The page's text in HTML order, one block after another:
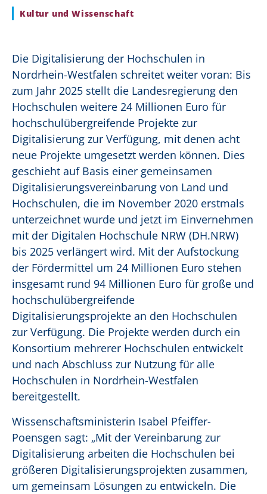
Kultur und Wissenschaft
Die Digitalisierung der Hochschulen in
Nordrhein-Westfalen schreitet weiter voran: Bis
zum Jahr 2025 stellt die Landesregierung den
Hochschulen weitere 24 Millionen Euro für
hochschulübergreifende Projekte zur
Digitalisierung zur Verfügung, mit denen acht
neue Projekte umgesetzt werden können. Dies
geschieht auf Basis einer gemeinsamen
Digitalisierungsvereinbarung von Land und
Hochschulen, die im November 2020 erstmals
unterzeichnet wurde und jetzt im Einvernehmen
mit der Digitalen Hochschule NRW (DH.NRW)
bis 2025 verlängert wird. Mit der Aufstockung
der Fördermittel um 24 Millionen Euro stehen
insgesamt rund 94 Millionen Euro für große und
hochschulübergreifende
Digitalisierungsprojekte an den Hochschulen
zur Verfügung. Die Projekte werden durch ein
Konsortium mehrerer Hochschulen entwickelt
und nach Abschluss zur Nutzung für alle
Hochschulen in Nordrhein-Westfalen
bereitgestellt.
Wissenschaftsministerin Isabel Pfeiffer-
Poensgen sagt: „Mit der Vereinbarung zur
Digitalisierung arbeiten die Hochschulen bei
größeren Digitalisierungsprojekten zusammen,
um gemeinsam Lösungen zu entwickeln. Die